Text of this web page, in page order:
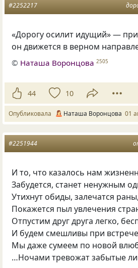
#2252217
«Дорогу осилит идущий» —
он движется в верном
© Наташа Воронцова 2505
44 10
Опубликовала Наташа Воронцова 01
#2251944
И то, что казалось нам
Забудется, станет ненужным
Утихнут обиды, залечатся раны,
Покажется пыл увлечения
Отпустим друг друга легко,
И будем смешливы при
Мы даже сумеем по новой
…Ночами тревожат забытые